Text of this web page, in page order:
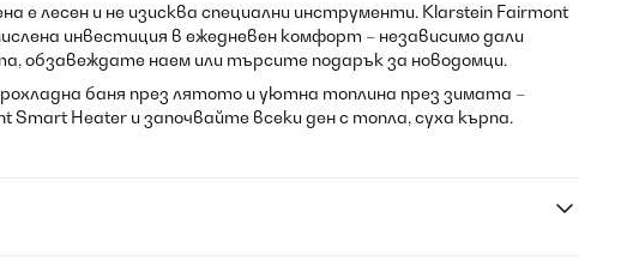
е лесен и не изисква специални инструменти. Klarstein Fairmont
инвестиция в ежедневен комфорт – независимо дали
обзавеждате наем или търсите подарък за новодомци.
баня през лятото и уютна топлина през зимата –
Smart Heater и започвайте всеки ден с топла, суха кърпа.